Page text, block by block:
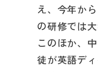
え、今年か
の研修では
このほか、
徒が英語デ